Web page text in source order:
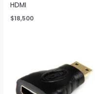
HDMI
$18,500